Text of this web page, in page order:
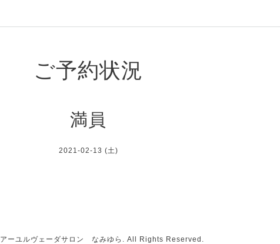
ご予約状況
満員
2021-02-13 (土)
アーユルヴェーダサロン なみゆら . All Rights Reserved.